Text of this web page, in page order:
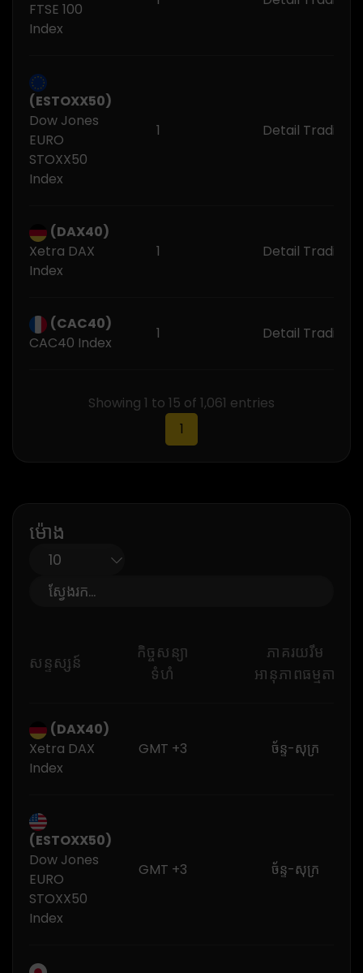
FTSE 100
Index
(ESTOXX50)
Dow Jones
EURO
STOXX50
Index
1 Detail Trading
(DAX40)
Xetra DAX
Index
1 Detail Trading
(CAC40)
CAC40 Index
1 Detail Trading
Showing 1 to 15 of 1,061 entries
1
ម៉ោង
សន្ទស្សន៍
កិច្ចសន្យា
ទំហំ
ភាគរយរឹម
អានុភាពធម្មតា
(DAX40)
Xetra DAX
Index
GMT +3 ច័ន្ទ-សុក្រ
(ESTOXX50)
Dow Jones
EURO
STOXX50
Index
GMT +3 ច័ន្ទ-សុក្រ